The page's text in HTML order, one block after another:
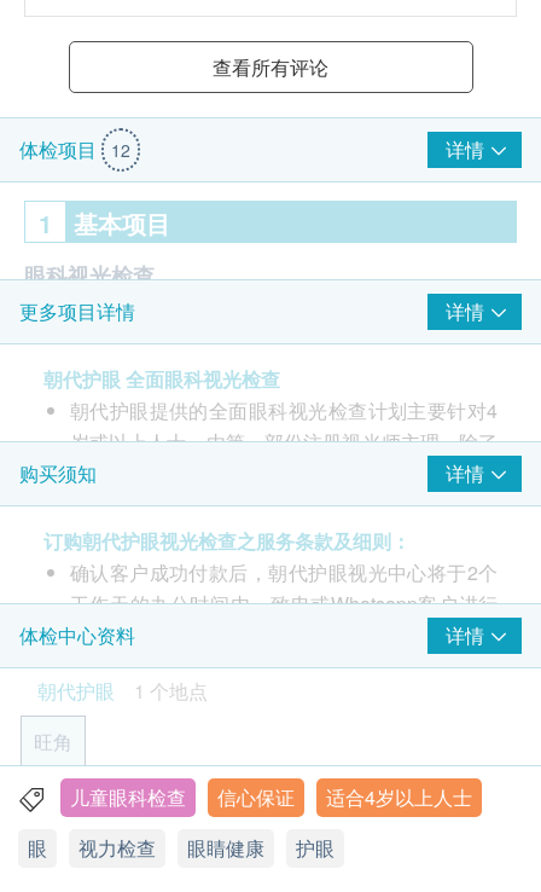
查看所有评论
体检项目 12 详情
1 基本项目
眼科视光检查
由注册视光师主理
屈光检查 (近视、远视、散光及老花的度数检查)
眼压检查
色觉
立体视觉
双目裂隙灯检查
放大瞳孔眼底检查
双眼视觉检查
眼睛内外健康检查
眼轴长度检查
报告
报告及解释 （由注册视光师主理）
更多项目详情 详情
朝代护眼 全面眼科视光检查
朝代护眼提供的全面眼科视光检查计划主要针对4
岁或以上人士，由第一部份注册视光师主理，除了
能检测一般屈光度数(例如近视，远视，散光及老
花度数)、斜视及弱视等常见的眼睛问题，也能检
查白内障、视网膜穿孔、视网膜脱落、黄斑点病变
及青光眼等较为严重的眼科疾病。
透过定期做全面眼科视光检查才能确保视力处于正
常水平，及早发现及治疗眼睛毛病，维持眼睛健
康。
朝代护眼全面眼科视光检查包括：
透过详细问诊了解应诊者的眼睛检查目的、视力情
况、眼睛状况、生活习惯、视力需求、个人身体健
康状况、眼睛病史和药物过敏、家庭病史等。
购买须知 详情
订购朝代护眼视光检查之服务条款及细则：
确认客户成功付款后，朝代护眼视光中心将于2个
工作天的办公时间内，致电或Whatsapp客户进行
预约服务，客户亦可以致电朝代护眼视光中心客户
服务热线3704 7508或 WhatsApp 9449 9156 预约
服务。
客户必须于预约当天出示身份证及订购确认信(打
印本或电子版本)以确认身份。
所有视光检查不可兑换成现金及不可转换为其他产
品及服务。
体检中心资料
详情
朝代护眼
1 个地点
旺角
旺角弥敦道655号16楼1605室 (旺角站E1出口)
显示地图
儿童眼科检查 信心保证
适合4岁以上人士
眼
视力检查 眼睛健康 护眼